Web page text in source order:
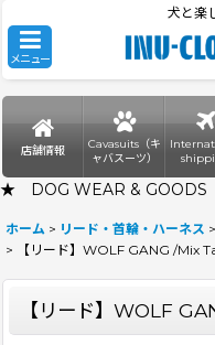
犬と楽
メニュー
店舗情報
Cavasuits（キ
ャバスーツ）
★ DOG WEAR &
ホーム > リード・首輪・ハーネス >
>
【リード】WOLF GANG /Mix
【リード】WOLF